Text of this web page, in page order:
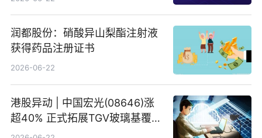
润都股份：硝酸异山梨酯注射液
获得药品注册证书
2026-06-22
港股异动 | 中国宏光(08646)涨
超40% 正式拓展TGV玻璃基覆铜
板新材料业务